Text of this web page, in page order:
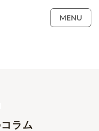
MENU
ラム